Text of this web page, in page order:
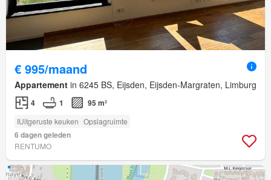
€ 995/maand
Appartement in 6245 BS, Eijsden, Eijsden-Margraten, Limburg
4 1 95 m²
IUitgeruste keuken Opslagruimte
6 dagen geleden
RENTUMO